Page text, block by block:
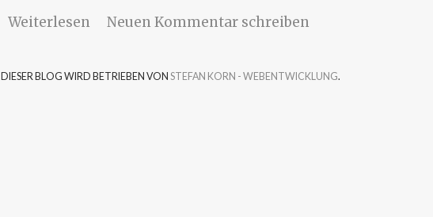
Weiterlesen über Online-Kurs CSS Basics von W3C auf edX
Neuen Kommentar schreiben
DIESER BLOG WIRD BETRIEBEN VON STEFAN KORN - WEBENTWICKLUNG.